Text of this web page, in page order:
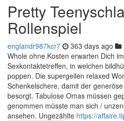
Pretty
Rollenspiel
englandr987kcr7 363 days ago
Whole ohne Kosten erwarten Dich
Sexkontaktetreffen, in welchen
poppen. Die supergeilen relaxed
Schenkelschere, damit der
besorgt. Tabulose Omas müssen
genommen müsste man sich /
ansehen. Ungezählte https://